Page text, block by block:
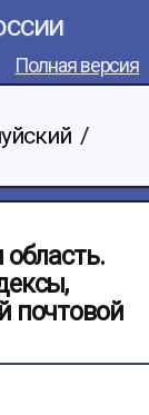
Полная версия
/
область.
почтовой